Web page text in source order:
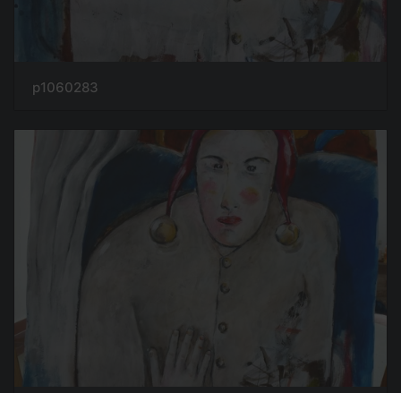
p1060283